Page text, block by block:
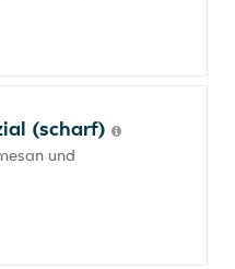
(scharf)
und